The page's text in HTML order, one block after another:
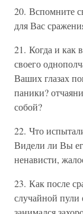
20. Вспомните
для Вас
21. Когда и как
своего
Ваших глазах
паники?
собой?
22. Что
Видели ли Вы
ненависти,
23. Как после
случайной пули